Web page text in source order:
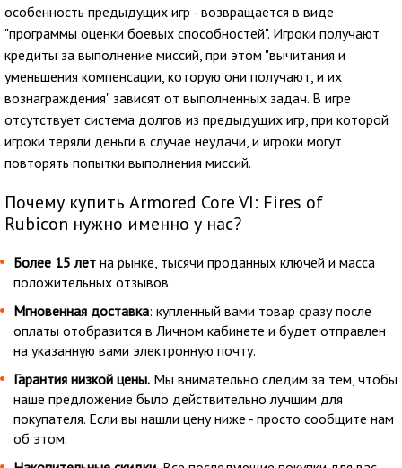
особенность предыдущих игр - возвращается в виде
"программы оценки боевых способностей". Игроки получают
кредиты за выполнение миссий, при этом "вычитания и
уменьшения компенсации, которую они получают, и их
вознаграждения" зависят от выполненных задач. В игре
отсутствует система долгов из предыдущих игр, при которой
игроки теряли деньги в случае неудачи, и игроки могут
повторять попытки выполнения миссий.
Почему купить Armored Core VI: Fires of
Rubicon нужно именно у нас?
Более 15 лет на рынке, тысячи проданных ключей и масса
положительных отзывов.
Мгновенная доставка: купленный вами товар сразу после
оплаты отобразится в Личном кабинете и будет отправлен
на указанную вами электронную почту.
Гарантия низкой цены. Мы внимательно следим за тем, чтобы
наше предложение было действительно лучшим для
покупателя. Если вы нашли цену ниже - просто сообщите нам
об этом.